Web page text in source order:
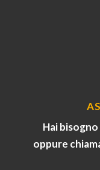
Hai
oppure